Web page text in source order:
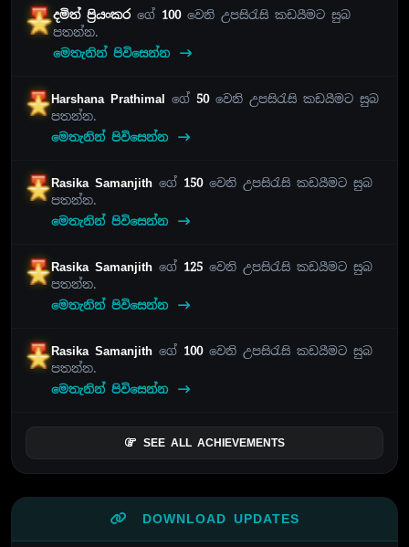
දමිත් ප්‍රියංකරගේ 100වෙනි උපසිරැසි කඩයීමට සුබ
පතන්න.
මෙතැනින් පිවිසෙන්න
Harshana Prathimal ගේ 50වෙනි උපසිරැසි කඩයීමට සුබ
පතන්න.
මෙතැනින් පිවිසෙන්න
Rasika Samanjithගේ 150වෙනි උපසිරැසි කඩයීමට සුබ
පතන්න.
මෙතැනින් පිවිසෙන්න
Rasika Samanjithගේ 125 වෙනි උපසිරැසි කඩයීමට සුබ
පතන්න.
මෙතැනින් පිවිසෙන්න
Rasika Samanjithගේ 100වෙනි උපසිරැසි කඩයීමට සුබ
පතන්න.
මෙතැනින් පිවිසෙන්න
SEE ALL ACHIEVEMENTS
DOWNLOAD UPDATES